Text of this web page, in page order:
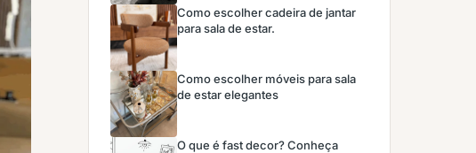
Como escolher cadeira de jantar
para sala de estar.
Como escolher móveis para sala
de estar elegantes
O que é fast decor? Conheça